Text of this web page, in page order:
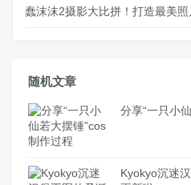
蠢沫沫2摄影大比拼！打造最美照
随机文章
分享“一只小
Kyokyo沉迷